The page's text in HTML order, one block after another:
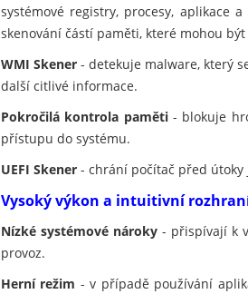
systémové registry, procesy, aplikace
skenování částí paměti, které mohou
WMI Skener - detekuje malware, který
další citlivé informace.
Pokročilá kontrola paměti- blokuje
přístupu do systému.
UEFI Skener - chrání počítač před útoky
Vysoký výkon a intuitivní
Nízké systémové nároky- přispívají k
provoz.
Herní režim - v případě používání